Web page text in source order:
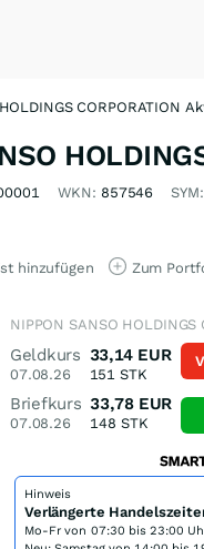
CORPORATION
WKN: 857546 SYM:
hinzufügen Zum
NIPPON SANSO
Geldkurs
07.08.26
33,14 EUR
151 STK
Briefkurs
07.08.26
33,78 EUR
148 STK
Hinweis
Verlängerte
Mo-Fr von 07:30 bis 23:00